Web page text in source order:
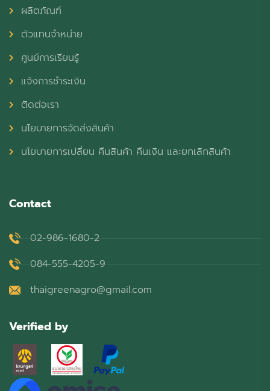
ผลิตภัณฑ์
ตัวแทนจำหน่าย
ศูนย์การเรียนรู้
แจ้งการชำระเงิน
ติดต่อเรา
นโยบายการจัดส่งสินค้า
นโยบายการเปลี่ยน คืนสินค้า คืนเงิน และยกเลิกสินค้า
Contact
02-986-1680-2
084-555-4205-9
thaigreenagro@gmail.com
Verified by